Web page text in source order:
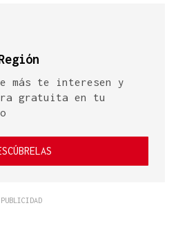
más te interesen y
gratuita en tu